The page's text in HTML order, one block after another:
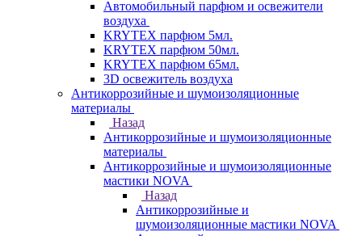
Автомобильный парфюм и освежители
воздуха
KRYTEX парфюм 5мл.
KRYTEX парфюм 50мл.
KRYTEX парфюм 65мл.
3D освежитель воздуха
Антикоррозийные и шумоизоляционные
материалы
Назад
Антикоррозийные и шумоизоляционные
материалы
Антикоррозийные и шумоизоляционные
мастики NOVA
Назад
Антикоррозийные и
шумоизоляционные мастики NOVA